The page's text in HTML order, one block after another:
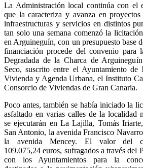
La Administración local continúa con el
que la caracteriza y avanza en
infraestructuras y servicios en distintos
tan solo una semana comenzó la
en Arguineguín, con un presupuesto base
financiación procede del convenio para
Degradada de la Charca de
Seco, suscrito entre el Ayuntamiento
Vivienda y Agenda Urbana, el Instituto
Consorcio de Viviendas de Gran Canaria.
Poco antes, también se había iniciado la
asfaltado en varias calles de la localidad
se ejecutarán en La Lajilla, Tomás
San Antonio, la avenida Francisco
la avenida Mencey. El valor del
109.075,24 euros, sufragados a través del
con los Ayuntamientos para la